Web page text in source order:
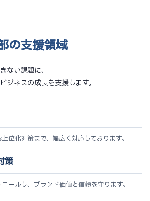
の支援領域
ない課題に、
ジネスの成長を支援します。
位化対策まで、幅広く対応しております。
策
ールし、ブランド価値と信頼を守ります。